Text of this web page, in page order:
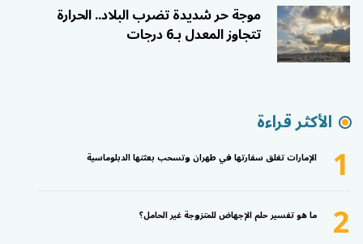
موجة حر شديدة تضرب البلاد.. الحرارة
تتجاوز المعدل بـ6 درجات
الأكثر قراءة
1 الإمارات تغلق سفارتها في طهران وتسحب بعثتها الدبلوماسية
2 ما هو تفسير حلم الإجهاض للمتزوجة غير الحامل؟